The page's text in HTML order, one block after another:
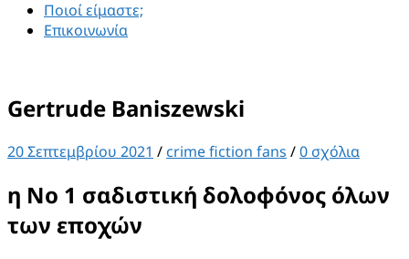
Ποιοί είμαστε;
Επικοινωνία
Gertrude Baniszewski
20 Σεπτεμβρίου 2021 / crime fiction fans /0 σχόλια
η Νο 1 σαδιστική δολοφόνος όλων
των εποχών